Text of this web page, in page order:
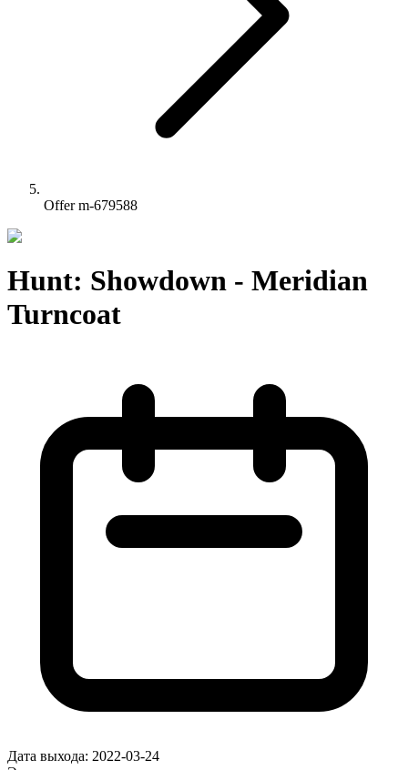
Offer m-679588
Hunt: Showdown - Meridian
Turncoat
Дата выхода: 2022-03-24